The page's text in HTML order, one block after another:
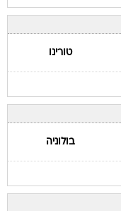
טורינו
בולוניה